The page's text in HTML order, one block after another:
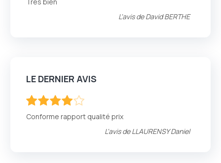
L'avis deDavid BERTHE
LE DERNIER AVIS
Conforme rapport qualité prix
L'avis deLLAURENSY Daniel